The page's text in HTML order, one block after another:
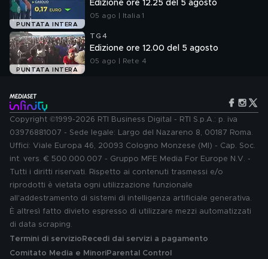
PUNTATA INTERA
Edizione ore 12.25 del 5 agosto
05 ago | Italia 1
PUNTATA INTERA
TG4
Edizione ore 12.00 del 5 agosto
05 ago | Rete 4
Copyright ©1999-2026 RTI Business Digital - RTI S.p.A.: p. iva
03976881007 - Sede legale: Largo del Nazareno 8, 00187 Roma.
Uffici: Viale Europa 46, 20093 Cologno Monzese (MI) - Cap. Soc.
int. vers. € 500.000.007 - Gruppo MFE Media For Europe N.V. -
Tutti i diritti riservati. Rispetto ai contenuti trasmessi e/o
riprodotti è vietata ogni utilizzazione funzionale
all'addestramento di sistemi di intelligenza artificiale generativa.
È altresì fatto divieto espresso di utilizzare mezzi automatizzati
di data scraping.
Termini di servizio Recedi dai servizi a pagamento
Comitato Media e MinoriParental Control